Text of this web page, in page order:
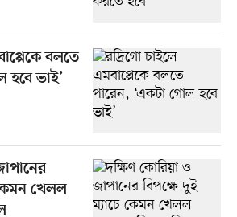
বলতে
হবে ভাই’
খেলল